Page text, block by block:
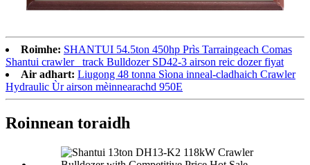
Roimhe: SHANTUI 54.5ton 450hp Prìs Tarraingeach Comas
Shantui crawler_ track Bulldozer SD42-3 airson reic dozer fiyat
Air adhart: Liugong 48 tonna Sìona inneal-cladhaich Crawler
Hydraulic Ùr airson mèinnearachd 950E
Roinnean toraidh